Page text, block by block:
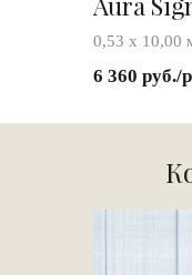
0,53 х 10,00
6 360 руб./